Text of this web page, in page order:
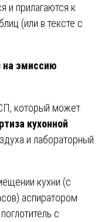
и прилагаются к
(или в тексте с
на эмиссию
который может
кухонной
и лабораторный
кухни (с
аспиратором
с